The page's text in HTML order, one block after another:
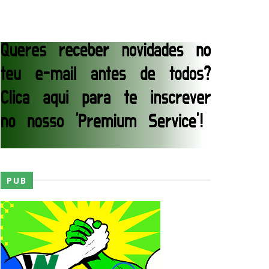
dos fãs
lesão grave no ombro
PUB